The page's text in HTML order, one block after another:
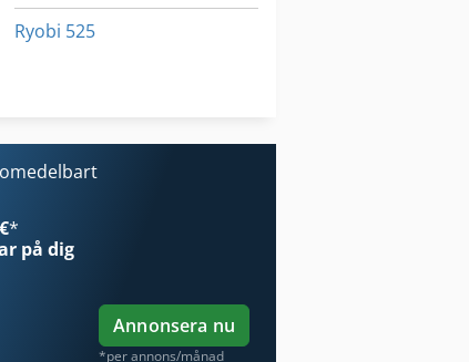
Ryobi 525
*
på dig
Annonsera nu
*per annons/månad